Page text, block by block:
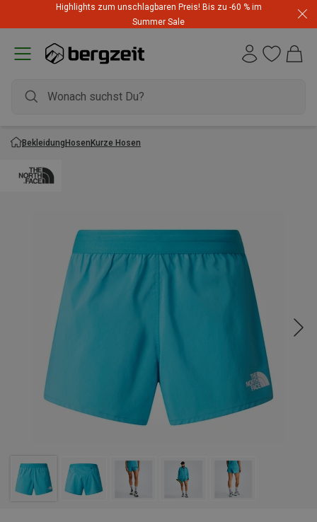
Highlights zum unschlagbaren Preis! Bis zu -60 % im
Summer Sale
BekleidungHosenKurze Hosen